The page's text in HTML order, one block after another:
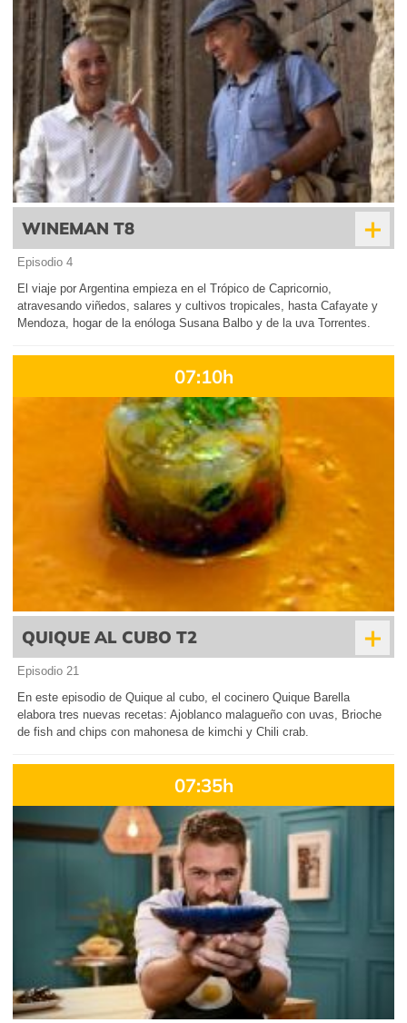
WINEMAN T8 +
Episodio 4
El viaje por Argentina empieza en el Trópico de Capricornio,
atravesando viñedos, salares y cultivos tropicales, hasta Cafayate y
Mendoza, hogar de la enóloga Susana Balbo y de la uva Torrentes.
07:10h
QUIQUE AL CUBO T2 +
Episodio 21
En este episodio de Quique al cubo, el cocinero Quique Barella
elabora tres nuevas recetas: Ajoblanco malagueño con uvas, Brioche
de fish and chips con mahonesa de kimchi y Chili crab.
07:35h